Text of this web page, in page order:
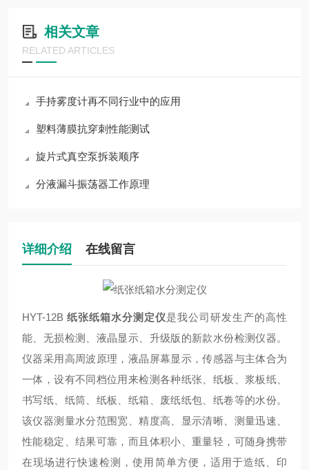
相关文章
RELATED ARTICLES
手持雾度计再不同行业中的应用
塑料薄膜抗穿刺性能测试
旋片式真空泵拆装顺序
分液漏斗振荡器工作原理
详细介绍 在线留言
HYT-12B 纸张纸箱水分测定仪是我公司研发生产的高性
能、无损检测、液晶显示、升级版的新款水份检测仪器。
仪器采用高周波原理，液晶屏幕显示，传感器与主体合为
一体，设有不同档位用来检测各种纸张、纸板、浆板纸、
书写纸、纸筒、纸板、纸箱、废纸纸包、纸卷等的水份。
该仪器测量水分范围宽、精度高、显示清晰、测量迅速、
性能稳定、结果可靠，而且体积小、重量轻，可随身携带
在现场进行快速检测，使用简单方便，适用于造纸、印